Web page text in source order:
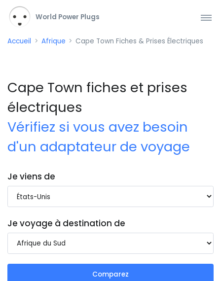
World Power Plugs
Accueil Afrique Cape Town Fiches & Prises Électriques
Cape Town fiches et prises
électriques
Vérifiez si vous avez besoin
d'un adaptateur de voyage
Je viens de
Je voyage à destination de
Comparez